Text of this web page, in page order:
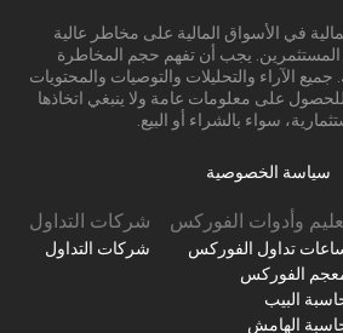
في الأسواق المالية على مخاطر عالية
المستثمرين. يجب أن تفهم حجم المخاطرة
الآراء والتحليلات والتوصيات والمحتويات
على معلومات عامة ولا ينبغي اتخاذها
سواء بالشراء أو البيع.
سياسة الخصوصية
وأدوات الفوركس
تداول الفوركس
الفوركس
البيب
الهامش
شركات التداول
شركات التداول